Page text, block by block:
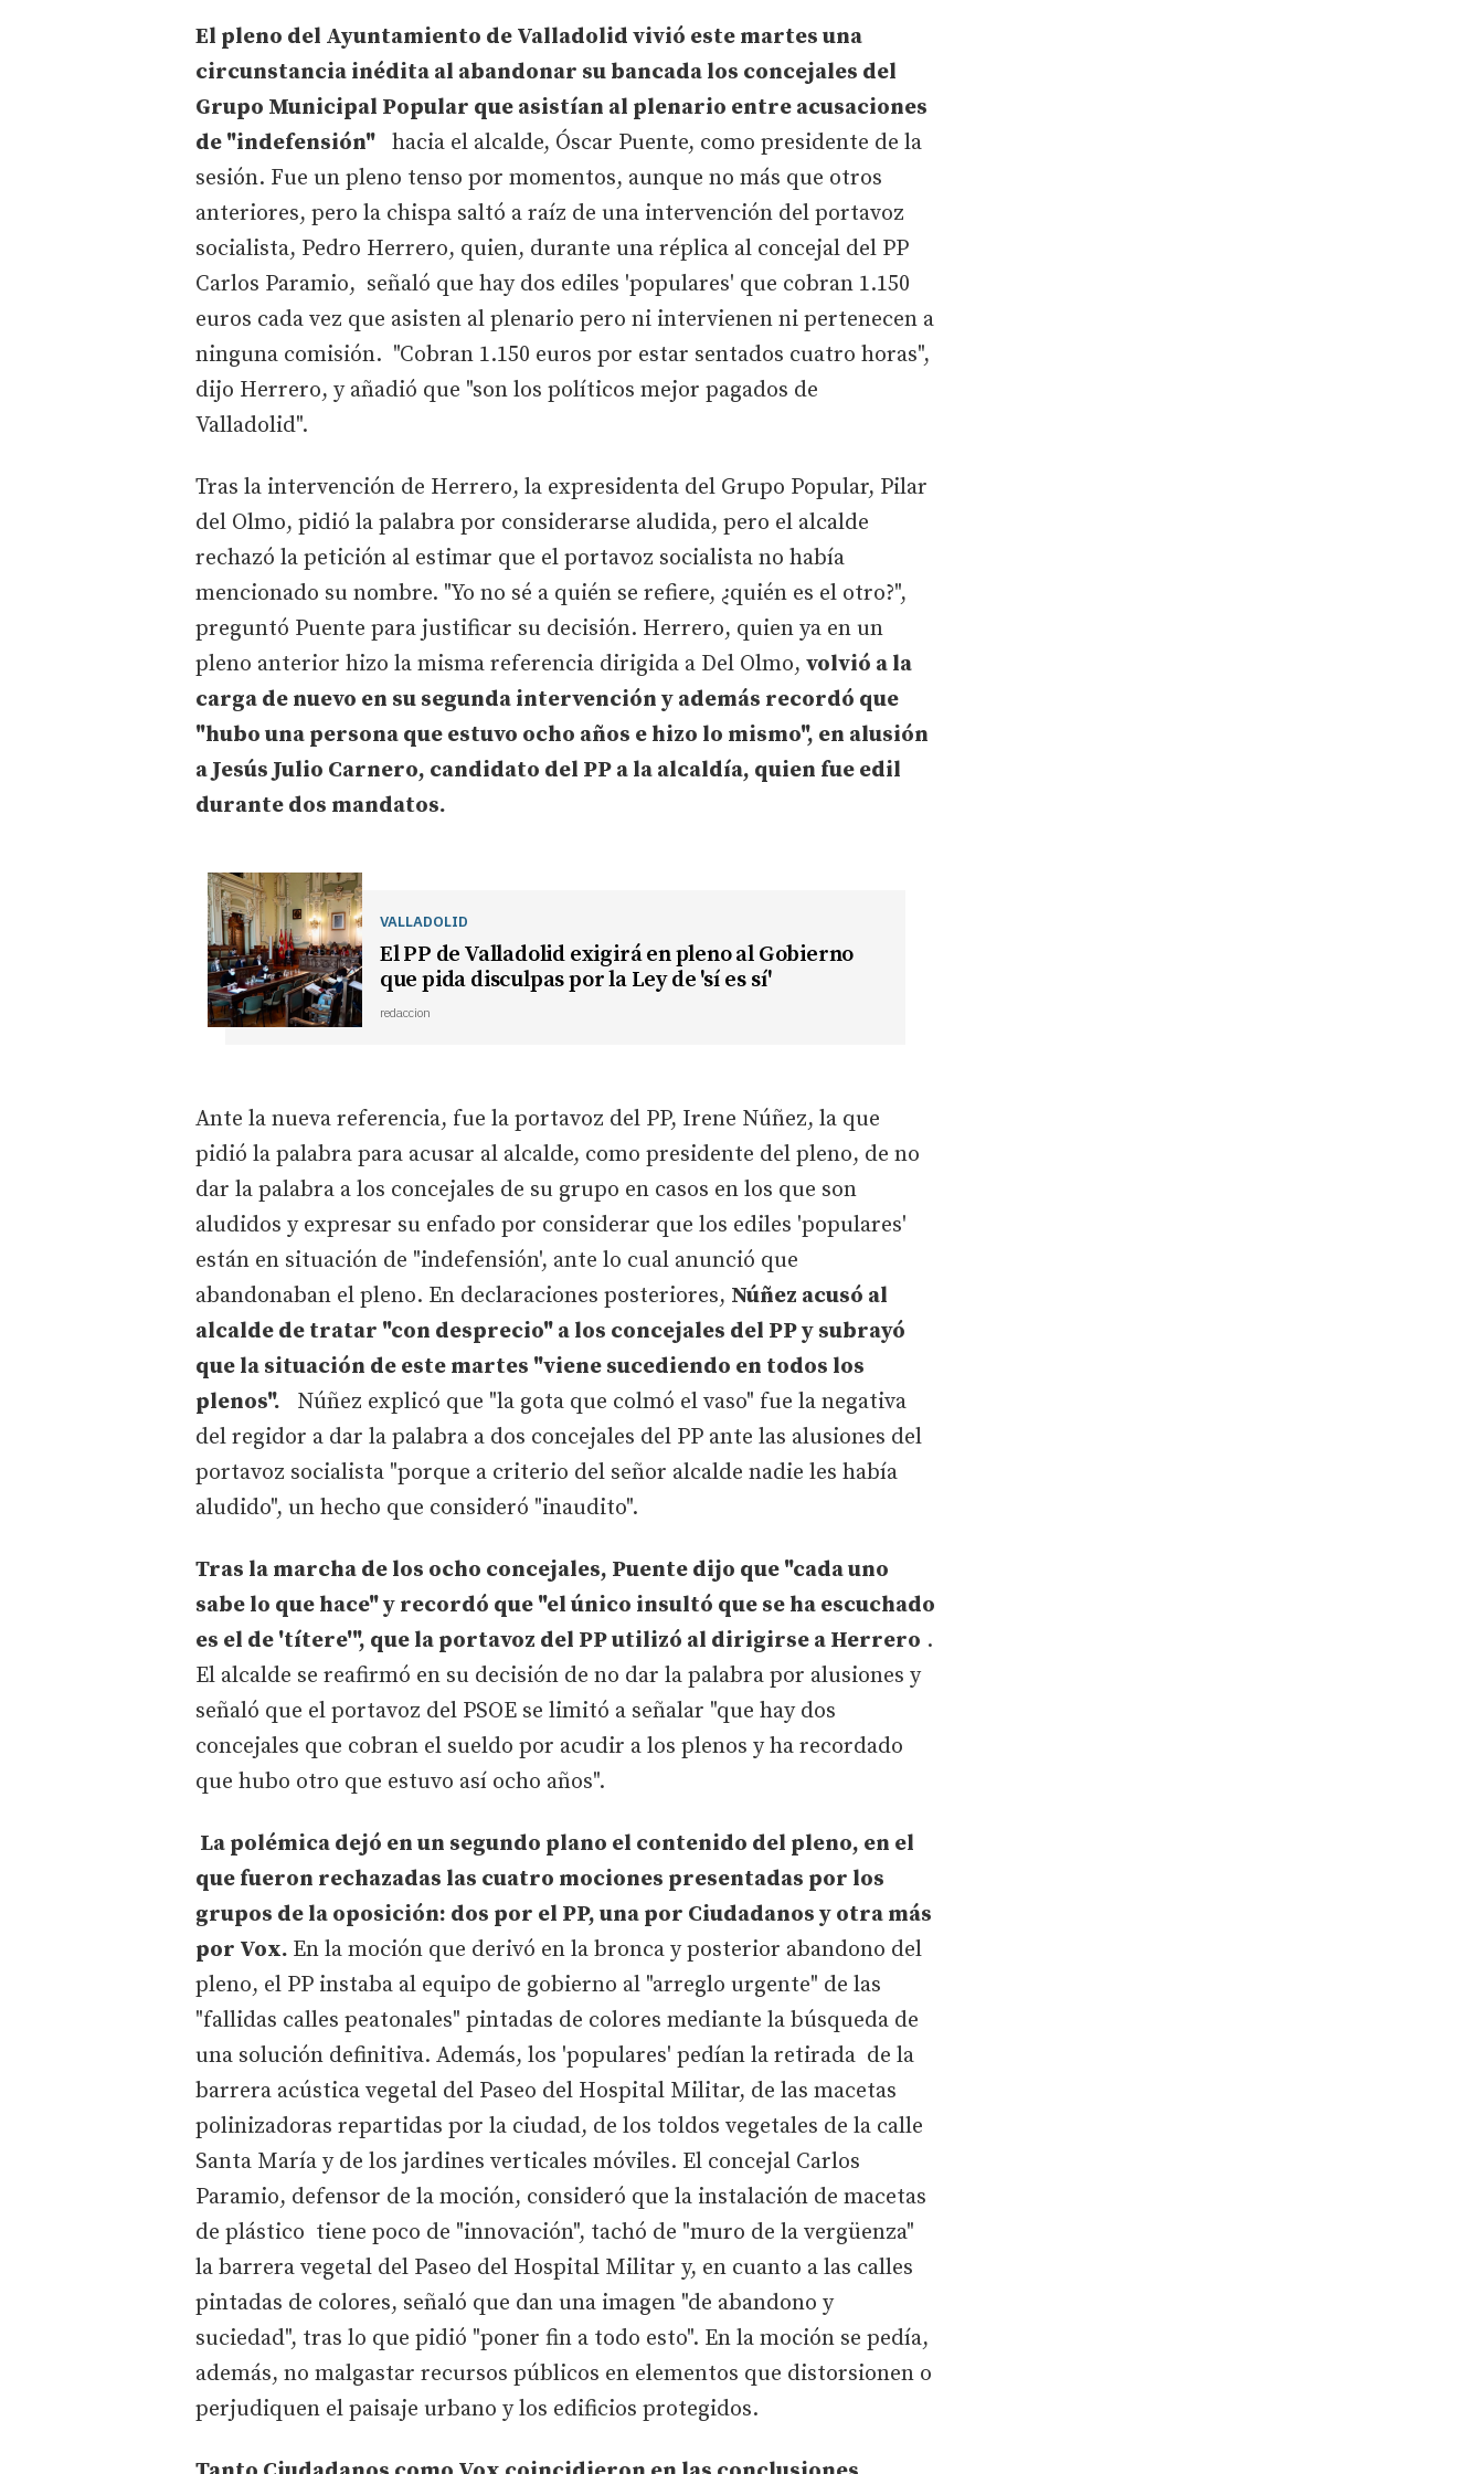
El pleno del Ayuntamiento de Valladolid vivió este martes una
circunstancia inédita al abandonar su bancada los concejales del
Grupo Municipal Popular que asistían al plenario entre acusaciones
de "indefensión" hacia el alcalde, Óscar Puente, como presidente de la
sesión. Fue un pleno tenso por momentos, aunque no más que otros
anteriores, pero la chispa saltó a raíz de una intervención del portavoz
socialista, Pedro Herrero, quien, durante una réplica al concejal del PP
Carlos Paramio, señaló que hay dos ediles 'populares' que cobran 1.150
euros cada vez que asisten al plenario pero ni intervienen ni pertenecen a
ninguna comisión. "Cobran 1.150 euros por estar sentados cuatro horas",
dijo Herrero, y añadió que "son los políticos mejor pagados de
Valladolid".
Tras la intervención de Herrero, la expresidenta del Grupo Popular, Pilar
del Olmo, pidió la palabra por considerarse aludida, pero el alcalde
rechazó la petición al estimar que el portavoz socialista no había
mencionado su nombre. "Yo no sé a quién se refiere, ¿quién es el otro?",
preguntó Puente para justificar su decisión. Herrero, quien ya en un
pleno anterior hizo la misma referencia dirigida a Del Olmo, volvió a la
carga de nuevo en su segunda intervención y además recordó que
"hubo una persona que estuvo ocho años e hizo lo mismo", en alusión
a Jesús Julio Carnero, candidato del PP a la alcaldía, quien fue edil
durante dos mandatos.
VALLADOLID
El PP de Valladolid exigirá en pleno al Gobierno
que pida disculpas por la Ley de 'sí es sí'
redaccion
Ante la nueva referencia, fue la portavoz del PP, Irene Núñez, la que
pidió la palabra para acusar al alcalde, como presidente del pleno, de no
dar la palabra a los concejales de su grupo en casos en los que son
aludidos y expresar su enfado por considerar que los ediles 'populares'
están en situación de "indefensión', ante lo cual anunció que
abandonaban el pleno. En declaraciones posteriores, Núñez acusó al
alcalde de tratar "con desprecio" a los concejales del PP y subrayó
que la situación de este martes "viene sucediendo en todos los
plenos". Núñez explicó que "la gota que colmó el vaso" fue la negativa
del regidor a dar la palabra a dos concejales del PP ante las alusiones del
portavoz socialista "porque a criterio del señor alcalde nadie les había
aludido", un hecho que consideró "inaudito".
Tras la marcha de los ocho concejales, Puente dijo que "cada uno
sabe lo que hace" y recordó que "el único insultó que se ha escuchado
es el de 'títere'", que la portavoz del PP utilizó al dirigirse a Herrero .
El alcalde se reafirmó en su decisión de no dar la palabra por alusiones y
señaló que el portavoz del PSOE se limitó a señalar "que hay dos
concejales que cobran el sueldo por acudir a los plenos y ha recordado
que hubo otro que estuvo así ocho años".
La polémica dejó en un segundo plano el contenido del pleno, en el
que fueron rechazadas las cuatro mociones presentadas por los
grupos de la oposición: dos por el PP, una por Ciudadanos y otra más
por Vox. En la moción que derivó en la bronca y posterior abandono del
pleno, el PP instaba al equipo de gobierno al "arreglo urgente" de las
"fallidas calles peatonales" pintadas de colores mediante la búsqueda de
una solución definitiva. Además, los 'populares' pedían la retirada de la
barrera acústica vegetal del Paseo del Hospital Militar, de las macetas
polinizadoras repartidas por la ciudad, de los toldos vegetales de la calle
Santa María y de los jardines verticales móviles. El concejal Carlos
Paramio, defensor de la moción, consideró que la instalación de macetas
de plástico tiene poco de "innovación", tachó de "muro de la vergüenza"
la barrera vegetal del Paseo del Hospital Militar y, en cuanto a las calles
pintadas de colores, señaló que dan una imagen "de abandono y
suciedad", tras lo que pidió "poner fin a todo esto". En la moción se pedía,
además, no malgastar recursos públicos en elementos que distorsionen o
perjudiquen el paisaje urbano y los edificios protegidos.